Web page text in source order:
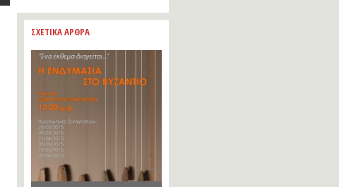
ΣΧΕΤΙΚΑ ΑΡΘΡΑ